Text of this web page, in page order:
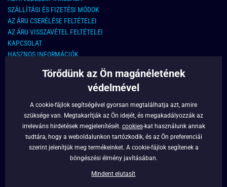
SZÁLLÍTÁSI ÉS FIZETÉSI MÓDOK
AZ ÁRU CSERÉLÉSE FELTÉTELEI
AZ ÁRU VISSZAVÉTEL FELTÉTELEI
KAPCSOLAT
HASZNOS INFORMÁCIÓK
KAPCSOLAT
info@legyferfi.hu
FONTOS INFORMÁCIÓK
RÓLUNK
Törődünk az Ön magánéletének
védelmével
A cookie-fájlok segítségével gyorsan megtalálhatja azt, amire
szüksége van. Megtakarítják az Ön idejét, és megakadályozzák az
irreleváns hirdetések megjelenítését. cookies-kat használunk annak
tudtára, hogy a weboldalunkon tartózkodik, és az Ön preferenciái
szerint jelenítjük meg termékeinket. A cookie-fájlok segítenek a
böngészési élmény javításában.
Mindent elutasít